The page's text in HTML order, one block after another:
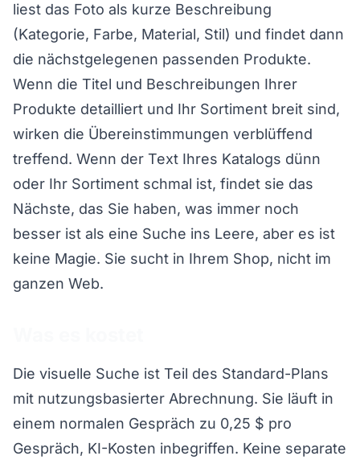
liest das Foto als kurze Beschreibung
(Kategorie, Farbe, Material, Stil) und findet dann
die nächstgelegenen passenden Produkte.
Wenn die Titel und Beschreibungen Ihrer
Produkte detailliert und Ihr Sortiment breit sind,
wirken die Übereinstimmungen verblüffend
treffend. Wenn der Text Ihres Katalogs dünn
oder Ihr Sortiment schmal ist, findet sie das
Nächste, das Sie haben, was immer noch
besser ist als eine Suche ins Leere, aber es ist
keine Magie. Sie sucht in Ihrem Shop, nicht im
ganzen Web.
Die visuelle Suche ist Teil des Standard-Plans
mit nutzungsbasierter Abrechnung. Sie läuft in
einem normalen Gespräch zu 0,25 $ pro
Gespräch, KI-Kosten inbegriffen. Keine separate